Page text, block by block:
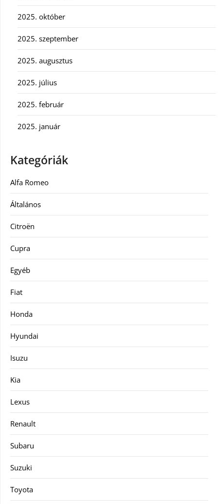
2025. október
2025. szeptember
2025. augusztus
2025. július
2025. február
2025. január
Kategóriák
Alfa Romeo
Általános
Citroën
Cupra
Egyéb
Fiat
Honda
Hyundai
Isuzu
Kia
Lexus
Renault
Subaru
Suzuki
Toyota